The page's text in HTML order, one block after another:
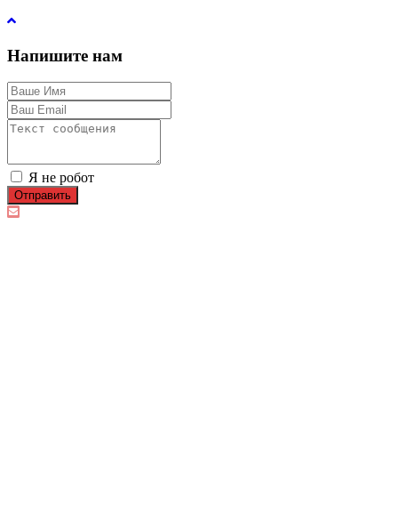
Напишите нам
Я не робот
Отправить